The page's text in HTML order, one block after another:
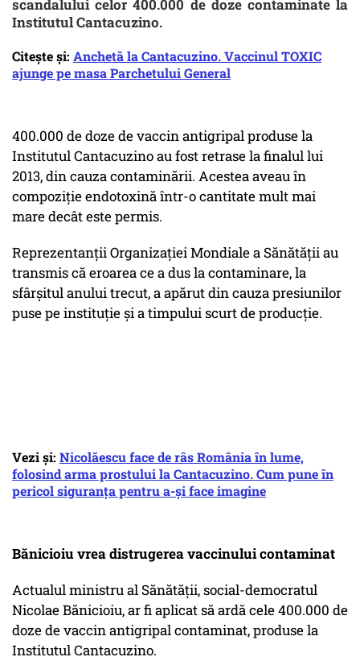
scandalului celor 400.000 de doze contaminate la
Institutul Cantacuzino.
Citește și: Anchetă la Cantacuzino. Vaccinul TOXIC
ajunge pe masa Parchetului General
400.000 de doze de vaccin antigripal produse la
Institutul Cantacuzino au fost retrase la finalul lui
2013, din cauza contaminării. Acestea aveau în
compoziție endotoxină într-o cantitate mult mai
mare decât este permis.
Reprezentanții Organizației Mondiale a Sănătății au
transmis că eroarea ce a dus la contaminare, la
sfârşitul anului trecut, a apărut din cauza presiunilor
puse pe instituţie şi a timpului scurt de producție.
Vezi și: Nicolăescu face de râs România în lume,
folosind arma prostului la Cantacuzino. Cum pune în
pericol siguranța pentru a-și face imagine
Bănicioiu vrea distrugerea vaccinului contaminat
Actualul ministru al Sănătății, social-democratul
Nicolae Bănicioiu, ar fi aplicat să ardă cele 400.000 de
doze de vaccin antigripal contaminat, produse la
Institutul Cantacuzino.